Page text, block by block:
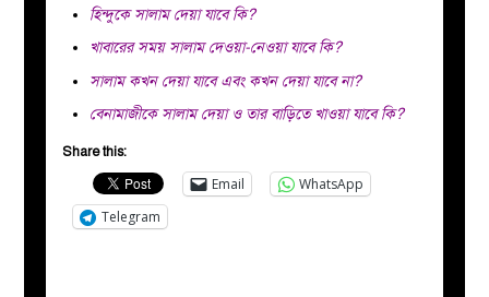
হিন্দুকে সালাম দেয়া যাবে কি?
খাবারের সময় সালাম দেওয়া-নেওয়া যাবে কি?
সালাম কখন দেয়া যাবে এবং কখন দেয়া যাবে না?
বেনামাজীকে সালাম দেয়া ও তার বাড়িতে খাওয়া যাবে কি?
Share this:
Email
WhatsApp
Telegram